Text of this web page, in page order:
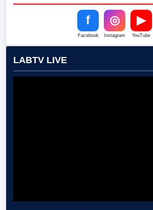
f
Facebook
◎
Instagram
▶
YouTube
LABTV LIVE